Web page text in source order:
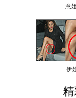
意
伊